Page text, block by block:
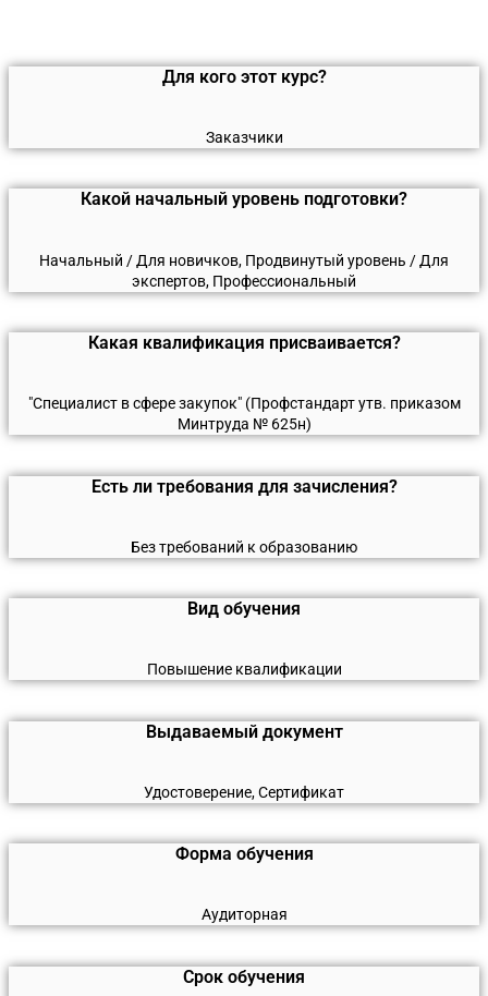
Для кого этот курс?
Заказчики
Какой начальный уровень подготовки?
Начальный / Для новичков, Продвинутый уровень / Для
экспертов, Профессиональный
Какая квалификация присваивается?
"Специалист в сфере закупок" (Профстандарт утв. приказом
Минтруда № 625н)
Есть ли требования для зачисления?
Без требований к образованию
Вид обучения
Повышение квалификации
Выдаваемый документ
Удостоверение, Сертификат
Форма обучения
Аудиторная
Срок обучения